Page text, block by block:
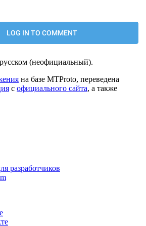
(неофициальный).
на базе MTProto, переведена
с официального сайта, а также
разработчиков